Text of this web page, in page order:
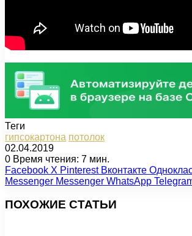
Теги
гипсокартона потолок
02.04.2019
0 Время чтения: 7 мин.
Facebook X Pinterest Вконтакте
Messenger Messenger WhatsApp
ПОХОЖИЕ СТАТЬИ